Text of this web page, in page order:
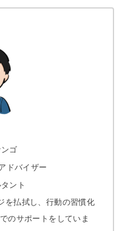
ゴ
ドバイザー
ント
を払拭し、行動の習慣化
のサポートをしていま